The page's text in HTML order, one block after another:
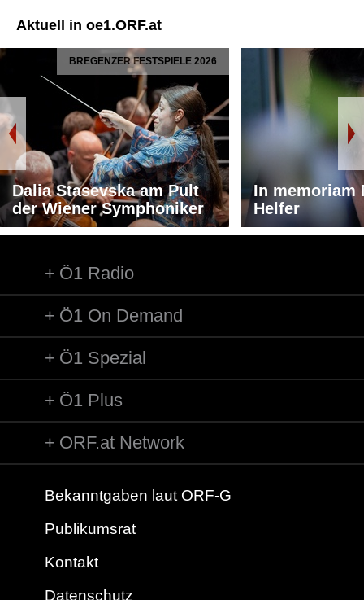
Aktuell in oe1.ORF.at
BREGENZER FESTSPIELE 2026
Dalia Stasevska am Pult
der Wiener Symphoniker
In memoriam
Helfer
Ö1 Radio
Ö1 On Demand
Ö1 Spezial
Ö1 Plus
ORF.at Network
Bekanntgaben laut ORF-G
Publikumsrat
Kontakt
Datenschutz